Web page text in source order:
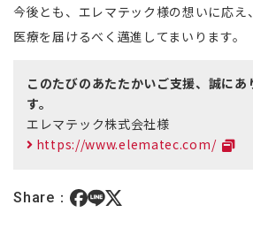
今後とも、エレマテック様の想いに応え
医療を届けるべく邁進してまいります。
このたびのあたたかいご支援、誠にあ
す。
エレマテック株式会社様
https://www.elematec.com/
Share：